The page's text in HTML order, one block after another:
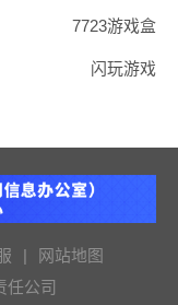
7723游戏盒
闪玩游戏
|
网站地图
任公司